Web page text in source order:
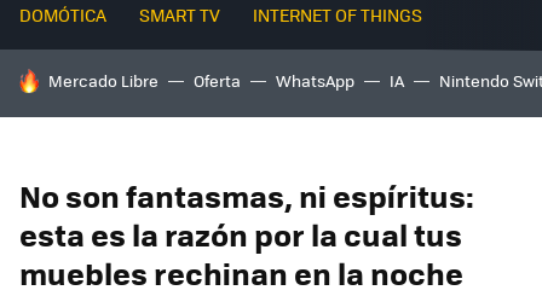
DOMÓTICA SMART TV INTERNET OF THINGS
HOY SE HABLA DE
Mercado Libre Oferta WhatsApp IA Nintendo
No son fantasmas, ni espíritus:
esta es la razón por la cual tus
muebles rechinan en la noche